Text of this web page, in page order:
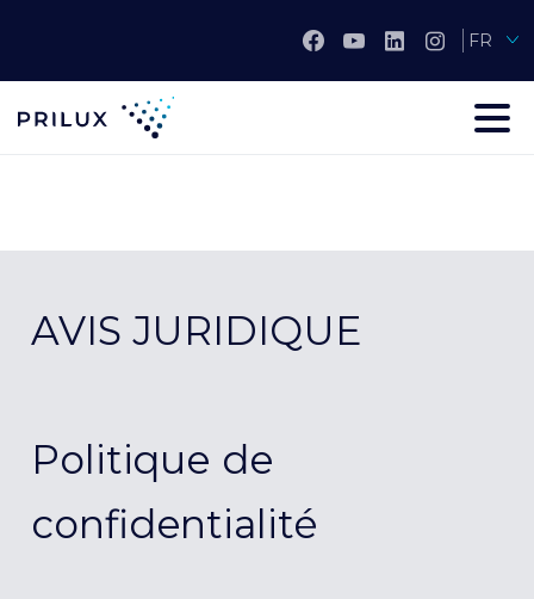
FR
AVIS JURIDIQUE
Politique de
confidentialité